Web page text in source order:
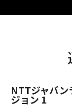
NTTジャパン
ジョン 1